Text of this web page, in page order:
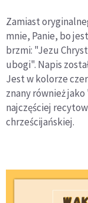
Zamiast
mnie, Panie, bo
brzmi: "Jezu
ubogi". Napis
Jest w kolorze
znany również
najczęściej
chrześcijańskiej.